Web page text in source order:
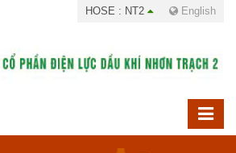
HOSE : NT2 English